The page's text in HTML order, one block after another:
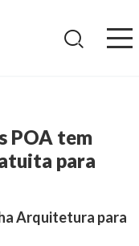
POA tem
para
Arquitetura para